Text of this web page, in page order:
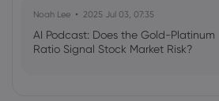
Noah Lee 2025 Jul 03, 07:35
AI Podcast: Does the Gold-Platinum
Ratio Signal Stock Market Risk?